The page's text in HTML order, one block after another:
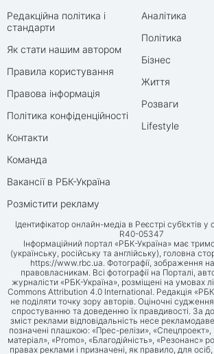
Редакційна політика і
стандарти
Як стати нашим автором
Правила користування
Правова інформація
Політика конфіденційності
Контакти
Команда
Вакансії в РБК-Україна
Розмістити рекламу
Аналітика
Політика
Бізнес
Життя
Розваги
Lifestyle
Ідентифікатор онлайн-медіа в Реєстрі суб’єктів
R40-05347
Інформаційний портал «РБК-Україна» має
(українську, російську та англійську), головна
https://www.rbc.ua. Фотографії, зображення
правовласникам. Всі фотографії на Порталі,
журналісти «РБК-Україна», розміщені на умовах
Commons Attribution 4.0 International. Редакція
не поділяти точку зору авторів. Оціночні
спростуванню та доведенню їх правдивості. За
зміст реклами відповідальність несе
позначені плашкою: «Прес-релізи»,
матеріал», «Promo», «Благодійність», «Резонанс»
правах реклами і призначені, як правило, для осіб,